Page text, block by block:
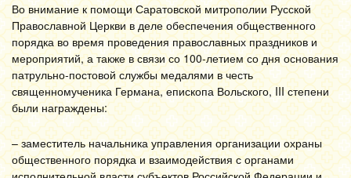
Во внимание к помощи Саратовской митрополии Русской
Православной Церкви в деле обеспечения общественного
порядка во время проведения православных праздников и
мероприятий, а также в связи со 100-летием со дня основания
патрульно-постовой службы медалями в честь
священномученика Германа, епископа Вольского, III степени
были награждены:
– заместитель начальника управления организации охраны
общественного порядка и взаимодействия с органами